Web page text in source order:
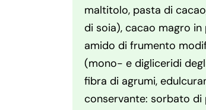
maltitolo, pasta di
di soia), cacao magro in
amido di frumento
(mono- e digliceridi
fibra di agrumi,
conservante: sorbato di